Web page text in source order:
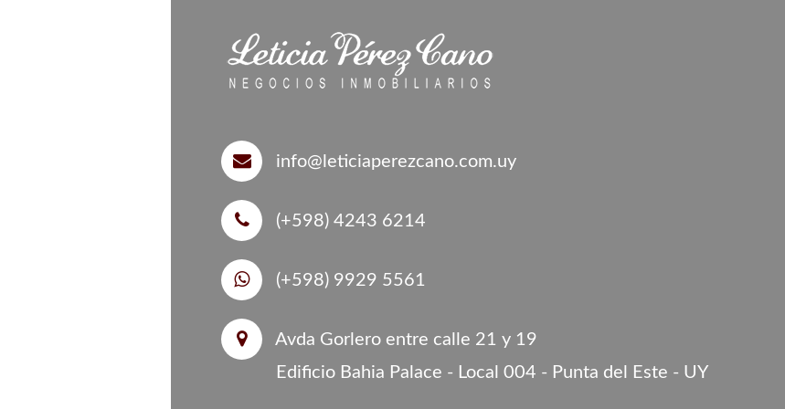
info@leticiaperezcano.com.uy
(+598) 4243 6214
(+598) 9929 5561
Avda Gorlero entre calle 21 y 19
Edificio Bahia Palace - Local 004 - Punta del Este - UY